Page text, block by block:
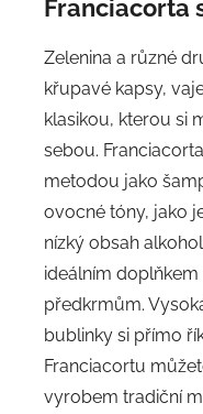
Franciacorta
Zelenina a různé
křupavé kapsy,
klasikou, kterou si
sebou.
metodou jako
ovocné tóny, jako
nízký obsah
ideálním
předkrmům.
bublinky si přímo
Franciacortu
vyrobem tradiční